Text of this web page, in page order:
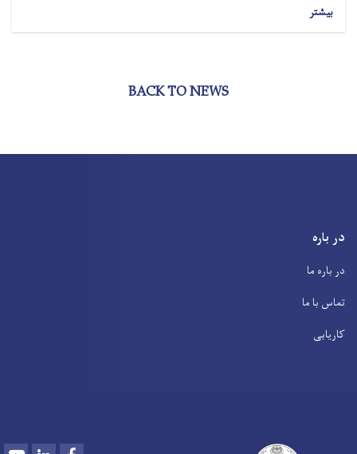
بیشتر
BACK TO NEWS
در باره
در باره ما
تماس با ما
کاریابی